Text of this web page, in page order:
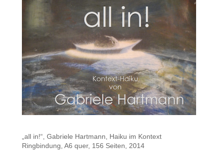
„all in!“, Gabriele Hartmann, Haiku im Kontext
Ringbindung, A6 quer, 156 Seiten, 2014